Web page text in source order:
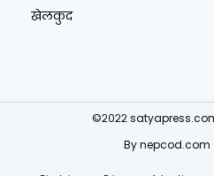
खेलकुद
©२०२२ satyapress.com
Bynepcod.com